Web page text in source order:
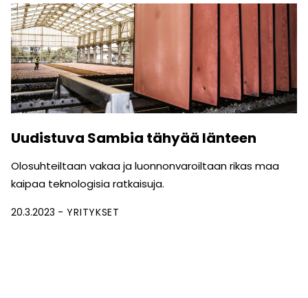
Uudistuva Sambia tähyää länteen
Olosuhteiltaan vakaa ja luonnonvaroiltaan rikas maa
kaipaa teknologisia ratkaisuja.
20.3.2023 YRITYKSET